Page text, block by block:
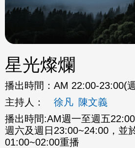
星光燦爛
播出時間： AM 22:00-23:00(
主持人：
徐凡 陳文義
播出時間:AM週一至週五
週六及週日23:00~24:00，並
01:00~02:00重播